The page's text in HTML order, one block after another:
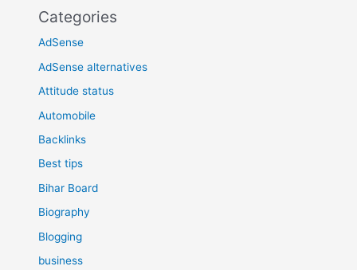
Categories
AdSense
AdSense alternatives
Attitude status
Automobile
Backlinks
Best tips
Bihar Board
Biography
Blogging
business